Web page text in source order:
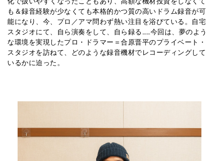
も＆録音経験が少なくても本格的かつ質の高いドラム録音が可
能になり、今、プロ／アマ問わず熱い注目を浴びている。自宅
スタジオにて、自ら演奏をして、自ら録る……今回は、夢のよう
な環境を実現したプロ・ドラマー＝合原晋平のプライベート・
スタジオを訪ねて、どのような録音機材でレコーディングして
いるかに迫った。